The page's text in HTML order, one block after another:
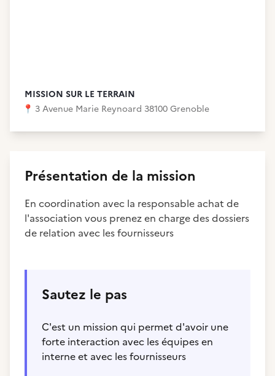
MISSION SUR LE TERRAIN
📍 3 Avenue Marie Reynoard 38100 Grenoble
Présentation de la mission
En coordination avec la responsable achat de
l'association vous prenez en charge des dossiers
de relation avec les fournisseurs
Sautez le pas
C'est un mission qui permet d'avoir une
forte interaction avec les équipes en
interne et avec les fournisseurs